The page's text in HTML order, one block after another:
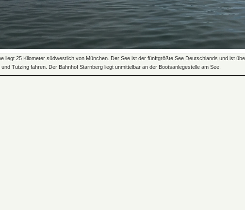
liegt 25 Kilometer südwestlich von München. Der See ist der fünftgrößte See Deutschlands und ist
Tutzing fahren. Der Bahnhof Starnberg liegt unmittelbar an der Bootsanlegestelle am See.